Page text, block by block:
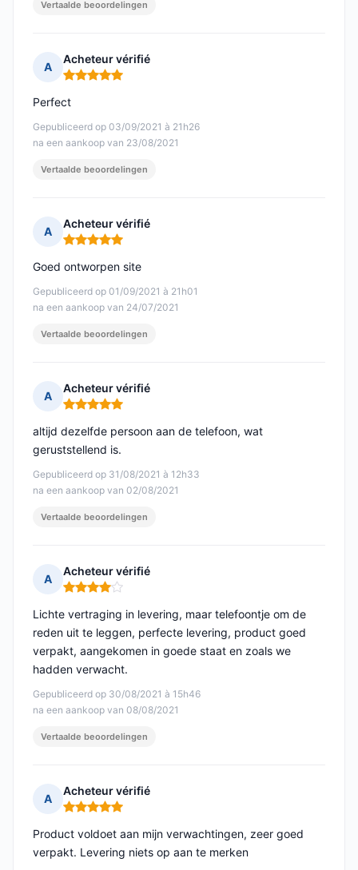
Vertaalde beoordelingen
A
Acheteur vérifié
Opmerking: 5 van 5
Gepubliceerd op 03/09/2021 à 21h26
na een aankoop van 23/08/2021
Perfect
Vertaalde beoordelingen
A
Acheteur vérifié
Opmerking: 5 van 5
Gepubliceerd op 01/09/2021 à 21h01
na een aankoop van 24/07/2021
Goed ontworpen site
Vertaalde beoordelingen
A
Acheteur vérifié
Opmerking: 5 van 5
Gepubliceerd op 31/08/2021 à 12h33
na een aankoop van 02/08/2021
altijd dezelfde persoon aan de telefoon, wat
geruststellend is.
Vertaalde beoordelingen
A
Acheteur vérifié
Opmerking: 4 van 5
Gepubliceerd op 30/08/2021 à 15h46
na een aankoop van 08/08/2021
Lichte vertraging in levering, maar telefoontje om de
reden uit te leggen, perfecte levering, product goed
verpakt, aangekomen in goede staat en zoals we
hadden verwacht.
Vertaalde beoordelingen
A
Acheteur vérifié
Opmerking: 5 van 5
Product voldoet aan mijn verwachtingen, zeer goed
verpakt. Levering niets op aan te merken